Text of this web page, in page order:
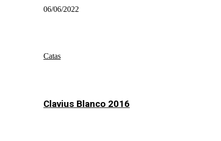
06/06/2022
Catas
Clavius Blanco 2016